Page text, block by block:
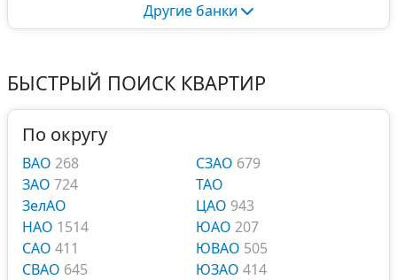
Другие банки
БЫСТРЫЙ ПОИСК КВАРТИР
По округу
ВАО 268
ЗАО 724
ЗелАО
НАО 1514
САО 411
СВАО 645
СЗАО 679
ТАО
ЦАО 943
ЮАО 207
ЮВАО 505
ЮЗАО 414